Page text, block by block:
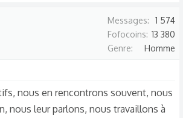
Messages
1 574
Fofocoins 13 380
Genre
Homme
nous en rencontrons souvent, nous
nous leur parlons, nous travaillons à